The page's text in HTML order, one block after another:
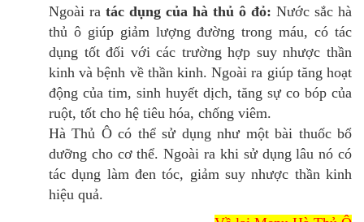
Ngoài ra tác dụng của hà thủ ô đỏ: Nước sắc hà
thủ ô giúp giảm lượng đường trong máu, có tác
dụng tốt đối với các trường hợp suy nhược thần
kinh và bệnh về thần kinh. Ngoài ra giúp tăng hoạt
động của tim, sinh huyết dịch, tăng sự co bóp của
ruột, tốt cho hệ tiêu hóa, chống viêm.
Hà Thủ Ô có thể sử dụng như một bài thuốc bổ
dưỡng cho cơ thể. Ngoài ra khi sử dụng lâu nó có
tác dụng làm đen tóc, giảm suy nhược thần kinh
hiệu quả.